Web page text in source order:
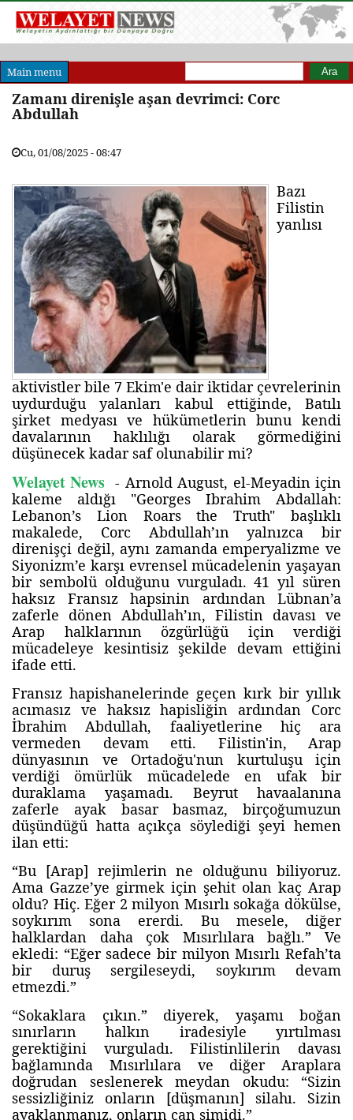
Main menu Arama formu
Ara
Zamanı direnişle aşan devrimci: Corc
Abdullah
Cu, 01/08/2025 - 08:47
Bazı
Filistin
yanlısı
aktivistler bile 7 Ekim'e dair iktidar çevrelerinin
uydurduğu yalanları kabul ettiğinde, Batılı
şirket medyası ve hükümetlerin bunu kendi
davalarının haklılığı olarak görmediğini
düşünecek kadar saf olunabilir mi?
Welayet News - Arnold August, el-Meyadin için
kaleme aldığı "Georges Ibrahim Abdallah:
Lebanon’s Lion Roars the Truth" başlıklı
makalede, Corc Abdullah’ın yalnızca bir
direnişçi değil, aynı zamanda emperyalizme ve
Siyonizm’e karşı evrensel mücadelenin yaşayan
bir sembolü olduğunu vurguladı. 41 yıl süren
haksız Fransız hapsinin ardından Lübnan’a
zaferle dönen Abdullah’ın, Filistin davası ve
Arap halklarının özgürlüğü için verdiği
mücadeleye kesintisiz şekilde devam ettiğini
ifade etti.
Fransız hapishanelerinde geçen kırk bir yıllık
acımasız ve haksız hapisliğin ardından Corc
İbrahim Abdullah, faaliyetlerine hiç ara
vermeden devam etti. Filistin'in, Arap
dünyasının ve Ortadoğu'nun kurtuluşu için
verdiği ömürlük mücadelede en ufak bir
duraklama yaşamadı. Beyrut havaalanına
zaferle ayak basar basmaz, birçoğumuzun
düşündüğü hatta açıkça söylediği şeyi hemen
ilan etti:
“Bu [Arap] rejimlerin ne olduğunu biliyoruz.
Ama Gazze’ye girmek için şehit olan kaç Arap
oldu? Hiç. Eğer 2 milyon Mısırlı sokağa dökülse,
soykırım sona ererdi. Bu mesele, diğer
halklardan daha çok Mısırlılara bağlı.” Ve
ekledi: “Eğer sadece bir milyon Mısırlı Refah’ta
bir duruş sergileseydi, soykırım devam
etmezdi.”
“Sokaklara çıkın.” diyerek, yaşamı boğan
sınırların halkın iradesiyle yırtılması
gerektiğini vurguladı. Filistinlilerin davası
bağlamında Mısırlılara ve diğer Araplara
doğrudan seslenerek meydan okudu: “Sizin
sessizliğiniz onların [düşmanın] silahı. Sizin
ayaklanmanız, onların can simidi.”